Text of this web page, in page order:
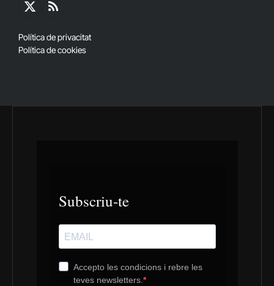
X
RSS
Política de privacitat
Política de cookies